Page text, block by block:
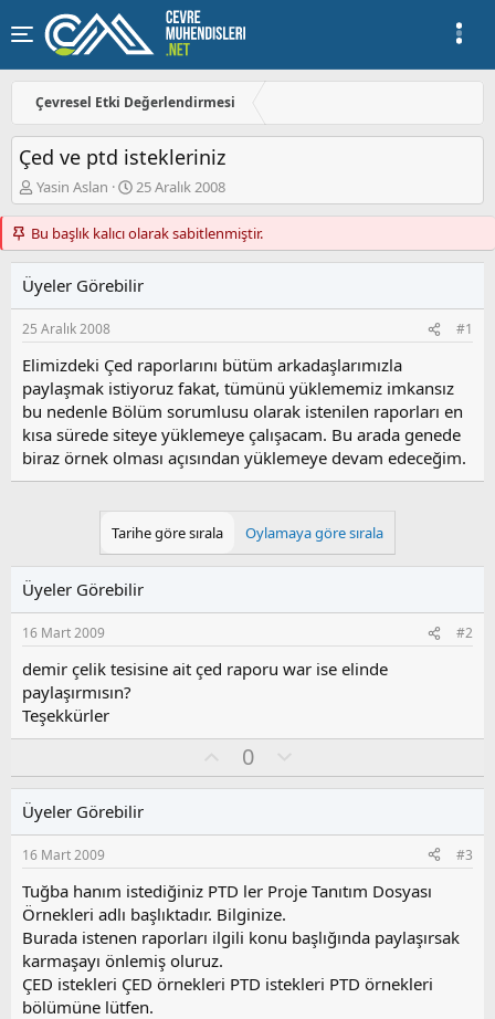
Çevresel Etki Değerlendirmesi
Çed ve ptd istekleriniz
K
o
n
u
y
u
b
a
ş
l
a
t
a
n
Yasin Aslan
B
a
ş
l
a
n
g
ç
t
a
r
i
h
i
25 Aralık 2008
Bu başlık kalıcı olarak sabitlenmiştir.
Üyeler Görebilir
25 Aralık 2008 #1
Elimizdeki Çed raporlarını bütüm arkadaşlarımızla
paylaşmak istiyoruz fakat, tümünü yüklememiz imkansız
bu nedenle Bölüm sorumlusu olarak istenilen raporları en
kısa sürede siteye yüklemeye çalışacam. Bu arada genede
biraz örnek olması açısından yüklemeye devam edeceğim.
Tarihe göre sırala Oylamaya göre sırala
Üyeler Görebilir
16 Mart 2009 #2
demir çelik tesisine ait çed raporu war ise elinde
paylaşırmısın?
Teşekkürler
y
0
l
s
u
z
o
y
a
Üyeler Görebilir
16 Mart 2009 #3
Tuğba hanım istediğiniz PTD ler Proje Tanıtım Dosyası
Örnekleri adlı başlıktadır. Bilginize.
Burada istenen raporları ilgili konu başlığında paylaşırsak
karmaşayı önlemiş oluruz.
ÇED istekleri ÇED örnekleri PTD istekleri PTD örnekleri
bölümüne lütfen.